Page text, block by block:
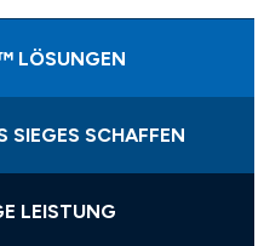
LÖSUNGEN
SIEGES SCHAFFEN
LEISTUNG